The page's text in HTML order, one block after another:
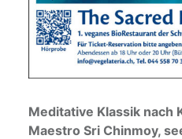
Meditative Klassik nach
Maestro Sri Chinmoy,